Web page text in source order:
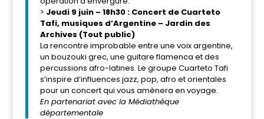
> Jeudi 9 juin – 18h30 : Concert de Cuarteto
Tafi, musiques d’Argentine – Jardin des
Archives (Tout public)
La rencontre improbable entre une voix argentine,
un bouzouki grec, une guitare flamenca et des
percussions afro-latines. Le groupe Cuarteto Tafi
s’inspire d’influences jazz, pop, afro et orientales
pour un concert qui vous amènera en voyage.
En partenariat avec la Médiathèque
départementale